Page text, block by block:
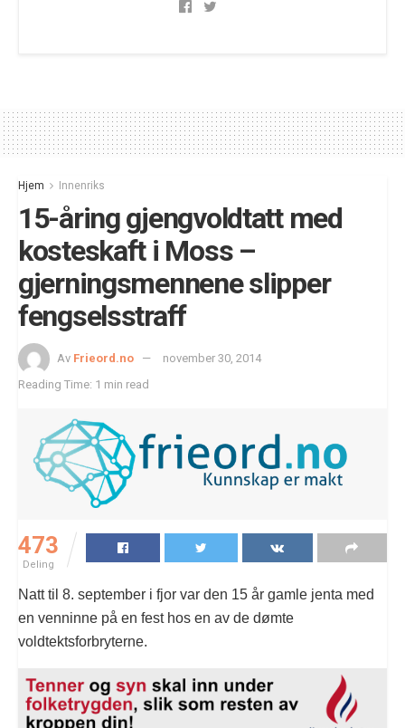
Hjem Innenriks
15-åring gjengvoldtatt med
kosteskaft i Moss –
gjerningsmennene slipper
fengselsstraff
Av Frieord.no
november 30, 2014
Reading Time: 1 min read
473
Deling
Natt til 8. september i fjor var den 15 år gamle jenta med
en venninne på en fest hos en av de dømte
voldtektsforbryterne.